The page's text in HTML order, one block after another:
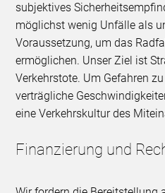
subjektives
möglichst wenig Unfälle als
Voraussetzung, um das
ermöglichen. Unser Ziel ist
Verkehrstote. Um Gefahren
verträgliche
eine Verkehrskultur des
Finanzierung und